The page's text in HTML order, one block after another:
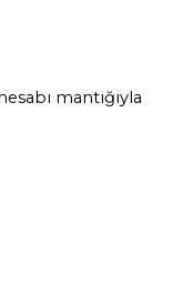
mantığıyla